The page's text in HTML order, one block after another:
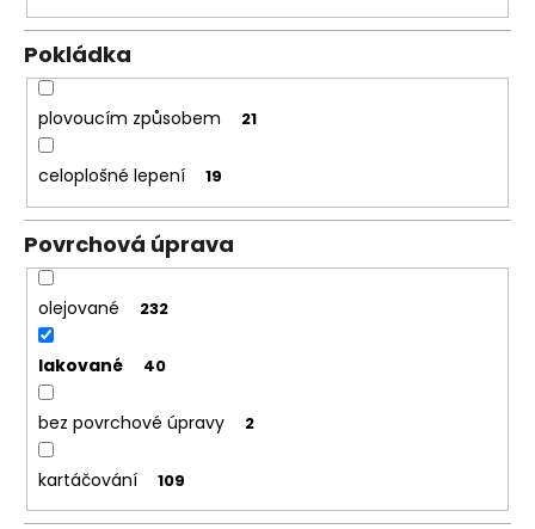
Pokládka
plovoucím způsobem 21
celoplošné lepení 19
Povrchová úprava
olejované 232
lakované 40
bez povrchové úpravy 2
kartáčování 109